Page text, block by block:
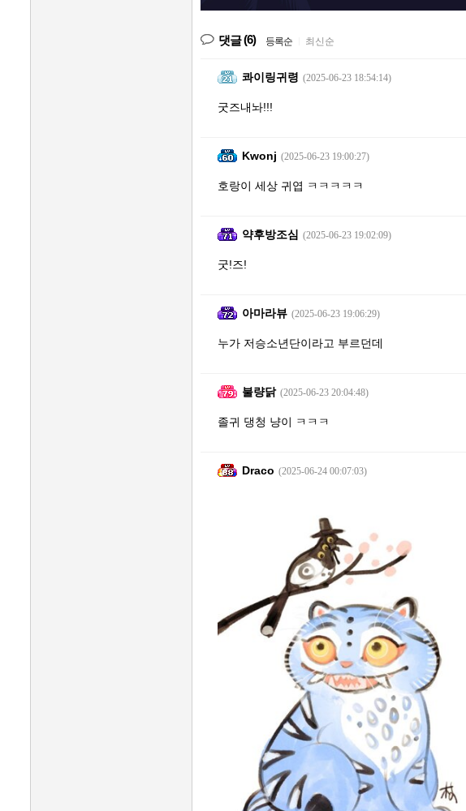
댓글(6) 등록순 최신순
콰이링귀령 (2025-06-23 18:54:14)
굿즈내놔!!!
Kwonj (2025-06-23 19:00:27)
호랑이 세상 귀엽 ㅋㅋㅋㅋㅋ
약후방조심 (2025-06-23 19:02:09)
굿!즈!
아마라뷰 (2025-06-23 19:06:29)
누가 저승소년단이라고 부르던데
불량닭 (2025-06-23 20:04:48)
졸귀 댕청 냥이 ㅋㅋㅋ
Draco (2025-06-24 00:07:03)